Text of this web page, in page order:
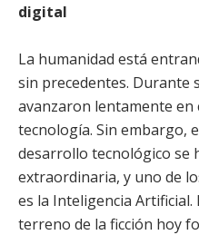
digital
La humanidad está
sin precedentes. Durante
avanzaron lentamente en
tecnología. Sin embargo,
desarrollo tecnológico se
extraordinaria, y uno de
es la Inteligencia
terreno de la ficción hoy